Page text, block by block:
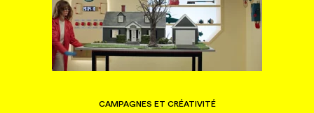
CAMPAGNES ET CRÉATIVITÉ